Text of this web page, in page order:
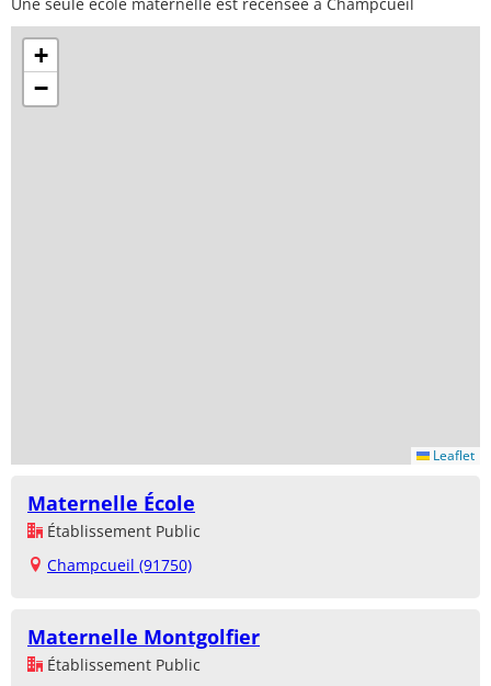
+
−
Leaflet
Maternelle École
Établissement Public
Champcueil (91750)
Maternelle Montgolfier
Établissement Public